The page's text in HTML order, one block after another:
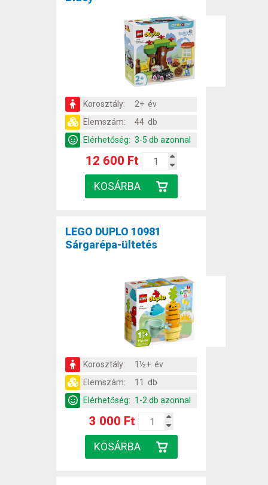
Korosztály:
2+ év
Elemszám:
44 db
Elérhetőség: 3-5 db azonnal
12 600 Ft
LEGO DUPLO 10981
Sárgarépa-ültetés
Korosztály:
1½+ év
Elemszám:
11 db
Elérhetőség: 1-2 db azonnal
3 000 Ft